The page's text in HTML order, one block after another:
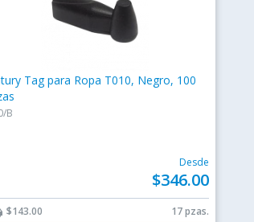
Tag para Ropa T010, Negro, 100
B
Desde
$346.00
$143.00 17 pzas.